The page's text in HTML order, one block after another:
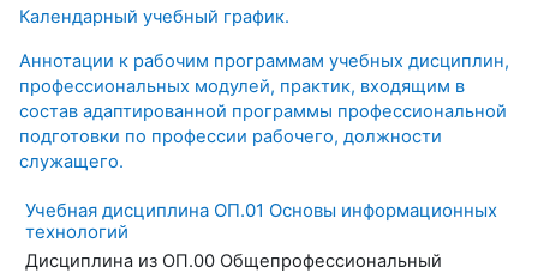
Календарный учебный график.
Аннотации к рабочим программам учебных дисциплин,
профессиональных модулей, практик, входящим в
состав адаптированной программы профессиональной
подготовки по профессии рабочего, должности
служащего.
Учебная дисциплина ОП.01 Основы информационных
технологий
Дисциплина из ОП.00 Общепрофессиональный